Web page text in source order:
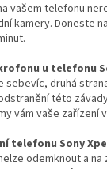
vašem telefonu
kamery. Doneste
u telefonu
sebevíc, druhá
této
vám vaše zařízení
telefonu Sony
odemknout a